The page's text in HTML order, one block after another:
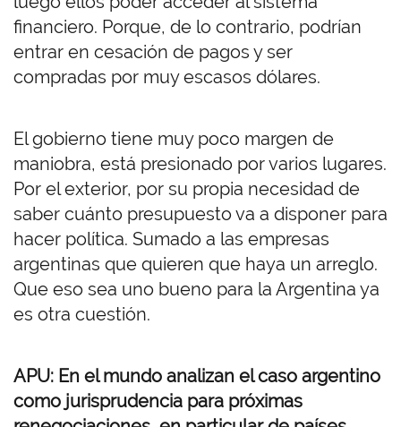
financiero. Porque, de lo contrario, podrían
entrar en cesación de pagos y ser
compradas por muy escasos dólares.
El gobierno tiene muy poco margen de
maniobra, está presionado por varios lugares.
Por el exterior, por su propia necesidad de
saber cuánto presupuesto va a disponer para
hacer política. Sumado a las empresas
argentinas que quieren que haya un arreglo.
Que eso sea uno bueno para la Argentina ya
es otra cuestión.
APU: En el mundo analizan el caso argentino
como jurisprudencia para próximas